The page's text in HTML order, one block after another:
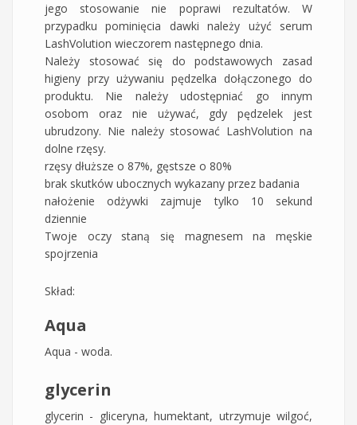
jego stosowanie nie poprawi rezultatów. W
przypadku pominięcia dawki należy użyć serum
LashVolution wieczorem następnego dnia.
Należy stosować się do podstawowych zasad
higieny przy używaniu pędzelka dołączonego do
produktu. Nie należy udostępniać go innym
osobom oraz nie używać, gdy pędzelek jest
ubrudzony. Nie należy stosować LashVolution na
dolne rzęsy.
rzęsy dłuższe o 87%, gęstsze o 80%
brak skutków ubocznych wykazany przez badania
nałożenie odżywki zajmuje tylko 10 sekund
dziennie
Twoje oczy staną się magnesem na męskie
spojrzenia
Skład:
Aqua
Aqua - woda.
glycerin
glycerin - gliceryna, humektant, utrzymuje wilgoć,